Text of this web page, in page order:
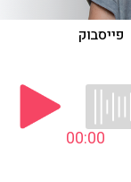
פייסבוק
00:00